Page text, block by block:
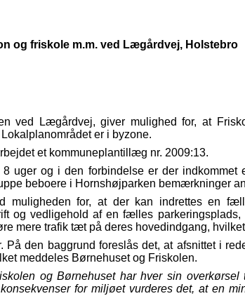
og friskole m.m. ved Lægårdvej, Holstebro
ved Lægårdvej, giver mulighed for, at
er i byzone.
et kommuneplantillæg nr. 2009:13.
uger og i den forbindelse er der
beboere i Hornshøjparken bemærkninger
muligheden for, at der kan indrettes en
og vedligehold af en fælles
mere trafik tæt på deres hovedindgang,
den baggrund foreslås det, at afsnittet i
meddeles Børnehuset og Friskolen.
og Børnehuset har hver sin
for miljøet vurderes det, at en